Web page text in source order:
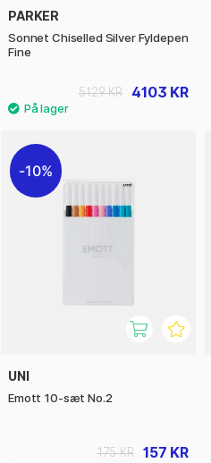
PARKER
Sonnet Chiselled Silver Fyldepen
Fine
4103 KR
5129 KR
10%
UNI
Emott 10-sæt No.2
157 KR
175 KR